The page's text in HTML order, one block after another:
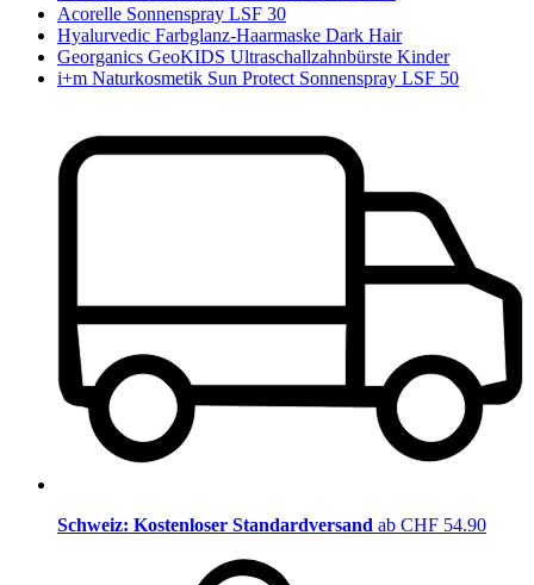
Acorelle Sonnenspray LSF 30
Hyalurvedic Farbglanz-Haarmaske Dark Hair
Georganics GeoKIDS Ultraschallzahnbürste Kinder
i+m Naturkosmetik Sun Protect Sonnenspray LSF 50
Schweiz: Kostenloser Standardversand ab CHF 54.90